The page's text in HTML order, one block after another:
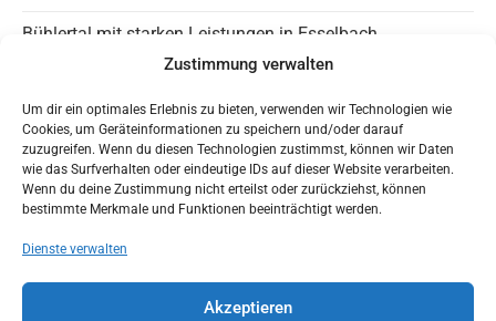
Zustimmung verwalten
Um dir ein optimales Erlebnis zu bieten, verwenden wir Technologien wie
Cookies, um Geräteinformationen zu speichern und/oder darauf
zuzugreifen. Wenn du diesen Technologien zustimmst, können wir Daten
wie das Surfverhalten oder eindeutige IDs auf dieser Website verarbeiten.
Wenn du deine Zustimmung nicht erteilst oder zurückziehst, können
bestimmte Merkmale und Funktionen beeinträchtigt werden.
Dienste verwalten
Akzeptieren
Bühlertal mit starken Leistungen in Esselbach
Panaromagravel auf Instagram
Trainingszeiten
Mit Google Maps nach Bühlertal